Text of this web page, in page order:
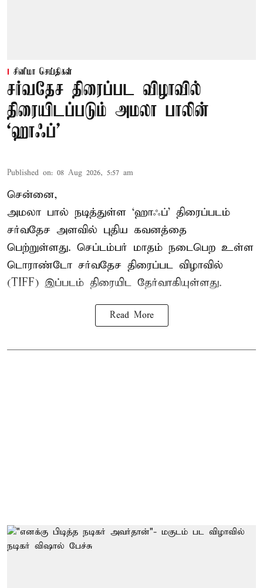
சினிமா செய்திகள்
சர்வதேச திரைப்பட விழாவில்
திரையிடப்படும் அமலா பாலின்
‘ஹாஃப்’
Published on: 08 Aug 2026, 5:57 am
சென்னை,
அமலா பால் நடித்துள்ள ‘ஹாஃப்’ திரைப்படம்
சர்வதேச அளவில் புதிய கவனத்தை
பெற்றுள்ளது. செப்டம்பர் மாதம் நடைபெற உள்ள
டொராண்டோ சர்வதேச திரைப்பட விழாவில்
(TIFF) இப்படம் திரையிட தேர்வாகியுள்ளது.
Read More